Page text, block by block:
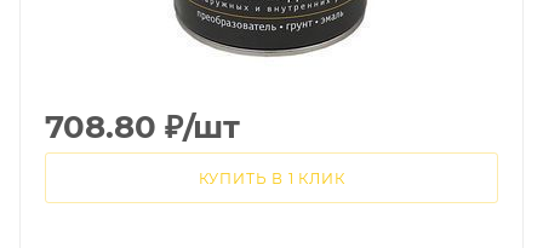
708.80 ₽/шт
КУПИТЬ В 1 КЛИК